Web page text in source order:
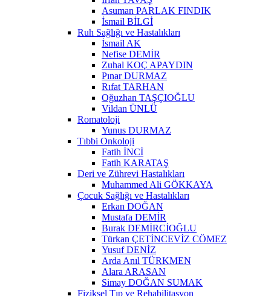
Asuman PARLAK FINDIK
İsmail BİLGİ
Ruh Sağlığı ve Hastalıkları
İsmail AK
Nefise DEMİR
Zuhal KOÇ APAYDIN
Pınar DURMAZ
Rıfat TARHAN
Oğuzhan TAŞÇIOĞLU
Vildan ÜNLÜ
Romatoloji
Yunus DURMAZ
Tıbbi Onkoloji
Fatih İNCİ
Fatih KARATAŞ
Deri ve Zührevi Hastalıkları
Muhammed Ali GÖKKAYA
Çocuk Sağlığı ve Hastalıkları
Erkan DOĞAN
Mustafa DEMİR
Burak DEMİRCİOĞLU
Türkan ÇETİNCEVİZ CÖMEZ
Yusuf DENİZ
Arda Anıl TÜRKMEN
Alara ARASAN
Simay DOĞAN SUMAK
Fiziksel Tıp ve Rehabilitasyon